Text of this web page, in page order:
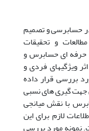
حسابرسی و تصمیم
و تحقیقات
حرفه ای حسابرس و
ویژگیهای فردی و
بررسی قرار داده
جهت گیری های نسبی
با نقش میانجی
لازم برای این